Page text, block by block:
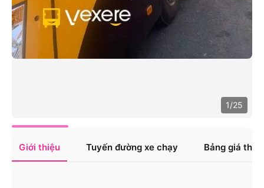
1/25
Giới thiệu Tuyến đường xe chạy Bảng giá